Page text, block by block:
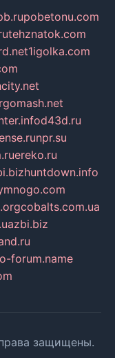
pobetonu.com
tehznatok.com
1igolka.com
d43d.ru
npr.su
ereko.ru
huntdown.info
cobalts.com.ua
zbi.biz
forum.name
защищены.